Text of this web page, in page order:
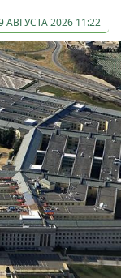
АВГУСТА 2026 11:22